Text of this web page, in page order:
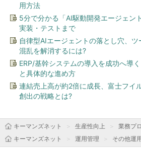
用方法
5分で分かる「AI駆動開発エージェン
実装・テストまで
自律型AIエージェントの落とし穴、
混乱を解消するには?
ERP/基幹システムの導入を成功へ導
と具体的な進め方
連結売上高が約2倍に成長、富士フイ
創出の戦略とは?
キーマンズネット 生産性向上
業務プ
キーマンズネット
運用管理 その他運